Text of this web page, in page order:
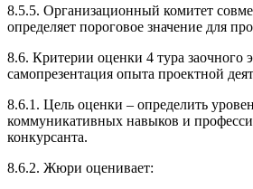
8.5.5. Организационный комитет
определяет пороговое значение для
8.6. Критерии оценки 4 тура заочного
самопрезентация опыта проектной
8.6.1. Цель оценки – определить
коммуникативных навыков и
конкурсанта.
8.6.2. Жюри оценивает: